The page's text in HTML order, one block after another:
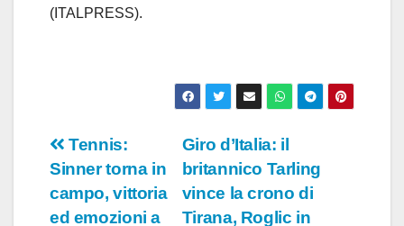
(ITALPRESS).
Navigazione
articoli
Giro d’Italia: il
britannico Tarling
vince la crono di
Tirana, Roglic in
Tennis:
Sinner torna in
campo, vittoria
ed emozioni a